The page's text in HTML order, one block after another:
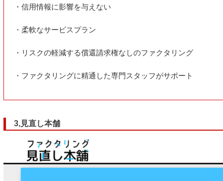
・信用情報に影響を与えない
・柔軟なサービスプラン
・リスクの軽減する償還請求権なしのファクタリング
・ファクタリングに精通した専門スタッフがサポート
3,見直し本舗